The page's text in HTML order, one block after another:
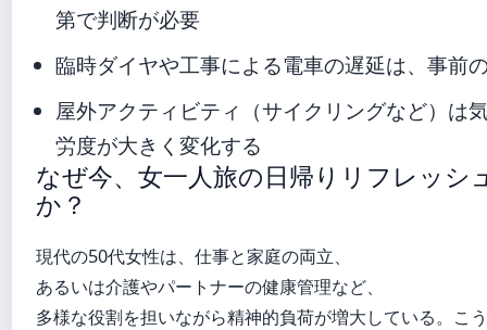
第で判断が必要
臨時ダイヤや工事による電車の遅延は、事前
屋外アクティビティ（サイクリングなど）は
労度が大きく変化する
なぜ今、女一人旅の日帰りリフレッシ
か？
現代の50代女性は、仕事と家庭の両立、
あるいは介護やパートナーの健康管理など、
多様な役割を担いながら精神的負荷が増大している。こ